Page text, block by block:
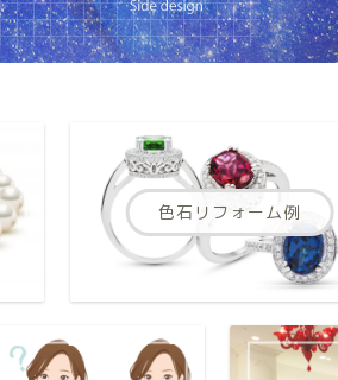
色石リフォーム例